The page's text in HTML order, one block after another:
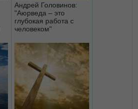
Андрей Головинов:
"Аюрведа – это
глубокая работа с
человеком"